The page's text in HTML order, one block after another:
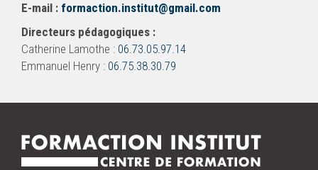
E-mail : formaction.institut@gmail.com
Directeurs pédagogiques :
Catherine Lamothe : 06.73.05.97.14
Emmanuel Henry : 06.75.38.30.79